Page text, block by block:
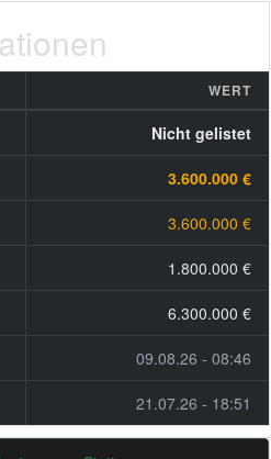
WERT
Nicht gelistet
3.600.000 €
3.600.000 €
1.800.000 €
6.300.000 €
09.08.26 - 08:46
21.07.26 - 18:51